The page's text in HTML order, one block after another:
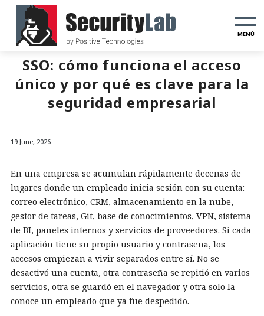
MENÚ
SSO: cómo funciona el acceso
único y por qué es clave para la
seguridad empresarial
19 June, 2026
En una empresa se acumulan rápidamente decenas de
lugares donde un empleado inicia sesión con su cuenta:
correo electrónico, CRM, almacenamiento en la nube,
gestor de tareas, Git, base de conocimientos, VPN, sistema
de BI, paneles internos y servicios de proveedores. Si cada
aplicación tiene su propio usuario y contraseña, los
accesos empiezan a vivir separados entre sí. No se
desactivó una cuenta, otra contraseña se repitió en varios
servicios, otra se guardó en el navegador y otra solo la
conoce un empleado que ya fue despedido.